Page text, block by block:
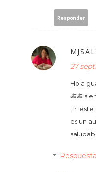
Responder
27
Hola
🍝🍝
En este
es un